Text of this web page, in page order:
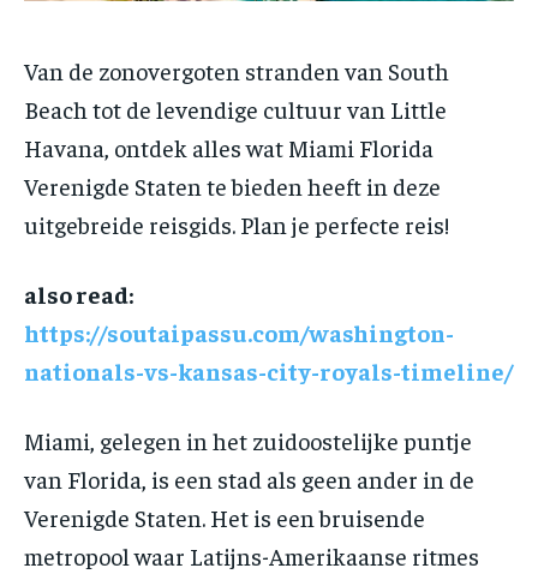
Van de zonovergoten stranden van South
Beach tot de levendige cultuur van Little
Havana, ontdek alles wat Miami Florida
Verenigde Staten te bieden heeft in deze
uitgebreide reisgids. Plan je perfecte reis!
also read:
https://soutaipassu.com/washington-
nationals-vs-kansas-city-royals-timeline/
Miami, gelegen in het zuidoostelijke puntje
van Florida, is een stad als geen ander in de
Verenigde Staten. Het is een bruisende
metropool waar Latijns-Amerikaanse ritmes